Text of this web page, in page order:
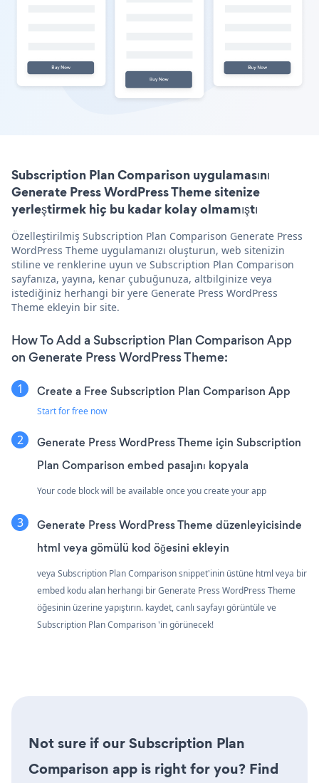
Subscription Plan Comparison uygulamasını
Generate Press WordPress Theme sitenize
yerleştirmek hiç bu kadar kolay olmamıştı
Özelleştirilmiş Subscription Plan Comparison Generate Press
WordPress Theme uygulamanızı oluşturun, web sitenizin
stiline ve renklerine uyun ve Subscription Plan Comparison
sayfanıza, yayına, kenar çubuğunuza, altbilginize veya
istediğiniz herhangi bir yere Generate Press WordPress
Theme ekleyin bir site.
How To Add a Subscription Plan Comparison App
on Generate Press WordPress Theme:
Create a Free Subscription Plan Comparison App
Start for free now
Generate Press WordPress Theme için Subscription
Plan Comparison embed pasajını kopyala
Your code block will be available once you create your app
Generate Press WordPress Theme düzenleyicisinde
html veya gömülü kod öğesini ekleyin
veya Subscription Plan Comparison snippet'inin üstüne html veya bir
embed kodu alan herhangi bir Generate Press WordPress Theme
öğesinin üzerine yapıştırın. kaydet, canlı sayfayı görüntüle ve
Subscription Plan Comparison 'in görünecek!
Not sure if our Subscription Plan
Comparison app is right for you? Find